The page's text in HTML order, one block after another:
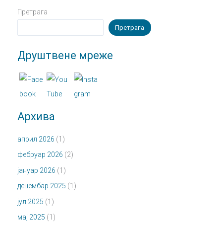
Претрага
Претрага
Друштвене мреже
Архива
април 2026 (1)
фебруар 2026 (2)
јануар 2026 (1)
децембар 2025 (1)
јул 2025 (1)
мај 2025 (1)